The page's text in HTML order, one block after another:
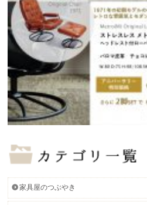
家具屋のつぶやき